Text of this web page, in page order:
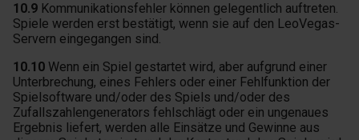
10.9 Kommunikationsfehler können gelegentlich auftreten.
Spiele werden erst bestätigt, wenn sie auf den LeoVegas-
Servern eingegangen sind.
10.10 Wenn ein Spiel gestartet wird, aber aufgrund einer
Unterbrechung, eines Fehlers oder einer Fehlfunktion der
Spielsoftware und/oder des Spiels und/oder des
Zufallszahlengenerators fehlschlägt oder ein ungenaues
Ergebnis liefert, werden alle Einsätze und Gewinne aus